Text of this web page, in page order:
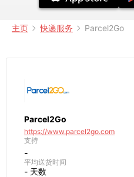
主页 快递服务 Parcel2Go
Parcel2Go
https://www.parcel2go.com
支持
-
平均送货时间
- 天数